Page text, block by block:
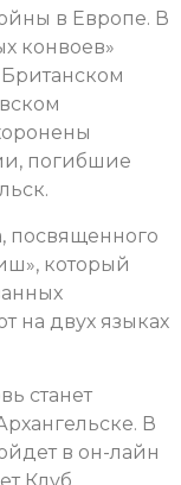
в Европе. В
конвоев»
погибшие
посвященного
который
на двух языках
станет
В
в он-лайн